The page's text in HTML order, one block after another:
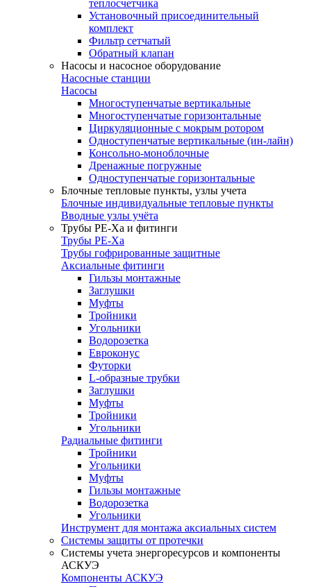
теплосчетчика
Установочный присоединительный
комплект
Фильтр сетчатый
Обратный клапан
Насосы и насосное оборудование
Насосные станции
Насосы
Многоступенчатые вертикальные
Многоступенчатые горизонтальные
Циркуляционные с мокрым ротором
Одноступенчатые вертикальные (ин-лайн)
Консольно-моноблочные
Дренажные погружные
Одноступенчатые горизонтальные
Блочные тепловые пункты, узлы учета
Блочные индивидуальные тепловые пункты
Вводные узлы учёта
Трубы РЕ-Ха и фитинги
Трубы РЕ-Ха
Трубы гофрированные защитные
Аксиальные фитинги
Гильзы монтажные
Заглушки
Муфты
Тройники
Угольники
Водорозетка
Евроконус
Футорки
L-образные трубки
Заглушки
Муфты
Тройники
Угольники
Радиальные фитинги
Тройники
Угольники
Муфты
Гильзы монтажные
Водорозетка
Угольники
Инструмент для монтажа аксиальных систем
Системы защиты от протечки
Системы учета энергоресурсов и компоненты
АСКУЭ
Компоненты АСКУЭ